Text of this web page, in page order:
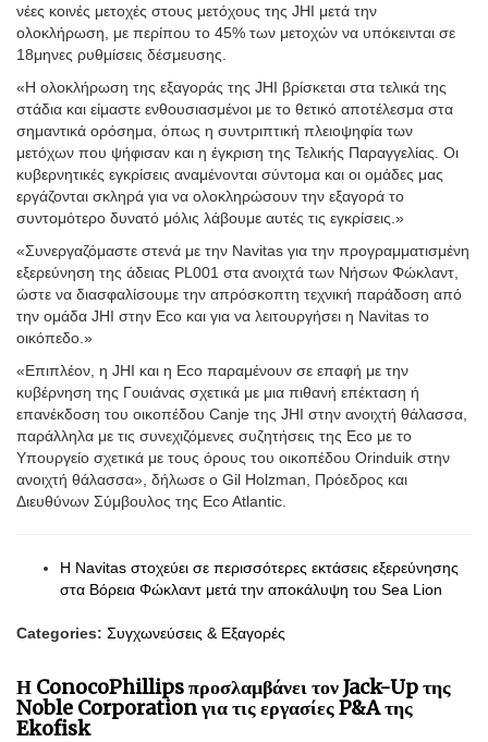
νέες κοινές μετοχές στους μετόχους της JHI μετά την
ολοκλήρωση, με περίπου το 45% των μετοχών να υπόκεινται σε
18μηνες ρυθμίσεις δέσμευσης.
«Η ολοκλήρωση της εξαγοράς της JHI βρίσκεται στα τελικά της
στάδια και είμαστε ενθουσιασμένοι με το θετικό αποτέλεσμα στα
σημαντικά ορόσημα, όπως η συντριπτική πλειοψηφία των
μετόχων που ψήφισαν και η έγκριση της Τελικής Παραγγελίας. Οι
κυβερνητικές εγκρίσεις αναμένονται σύντομα και οι ομάδες μας
εργάζονται σκληρά για να ολοκληρώσουν την εξαγορά το
συντομότερο δυνατό μόλις λάβουμε αυτές τις εγκρίσεις.»
«Συνεργαζόμαστε στενά με την Navitas για την προγραμματισμένη
εξερεύνηση της άδειας PL001 στα ανοιχτά των Νήσων Φώκλαντ,
ώστε να διασφαλίσουμε την απρόσκοπτη τεχνική παράδοση από
την ομάδα JHI στην Eco και για να λειτουργήσει η Navitas το
οικόπεδο.»
«Επιπλέον, η JHI και η Eco παραμένουν σε επαφή με την
κυβέρνηση της Γουιάνας σχετικά με μια πιθανή επέκταση ή
επανέκδοση του οικοπέδου Canje της JHI στην ανοιχτή θάλασσα,
παράλληλα με τις συνεχιζόμενες συζητήσεις της Eco με το
Υπουργείο σχετικά με τους όρους του οικοπέδου Orinduik στην
ανοιχτή θάλασσα», δήλωσε ο Gil Holzman, Πρόεδρος και
Διευθύνων Σύμβουλος της Eco Atlantic.
Η Navitas στοχεύει σε περισσότερες εκτάσεις εξερεύνησης
στα Βόρεια Φώκλαντ μετά την αποκάλυψη του Sea Lion
Categories: Συγχωνεύσεις & Εξαγορές
Η ConocoPhillips προσλαμβάνει τον Jack-Up της
Noble Corporation για τις εργασίες P&A της
Ekofisk